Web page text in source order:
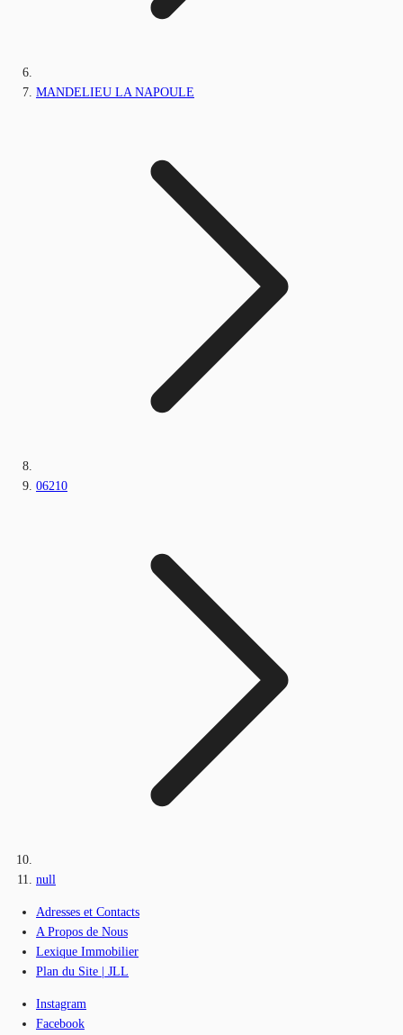
MANDELIEU LA NAPOULE
06210
null
Adresses et Contacts
A Propos de Nous
Lexique Immobilier
Plan du Site | JLL
Instagram
Facebook